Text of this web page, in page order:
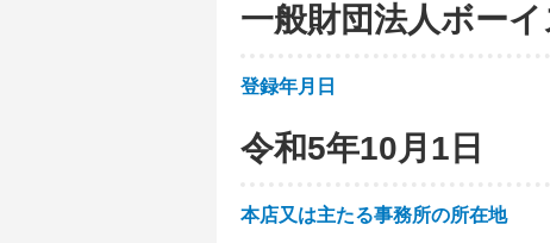
一般財団法人ボー
登録年月日
令和5年10月1日
本店又は主たる事務所の所在地